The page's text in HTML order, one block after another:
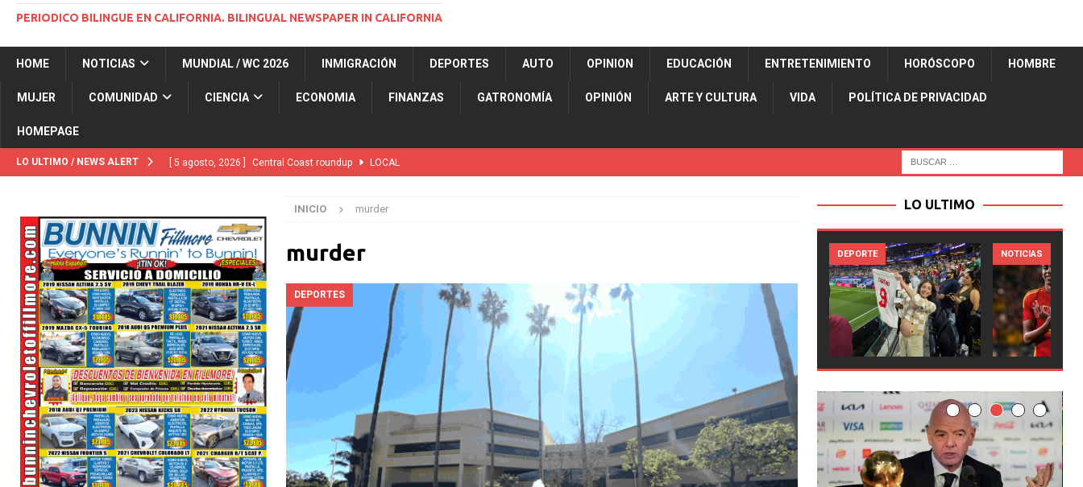
PERIODICO BILINGUE EN CALIFORNIA. BILINGUAL NEWSPAPER IN CALIFORNIA
HOME NOTICIAS MUNDIAL / WC 2026 INMIGRACIÓN DEPORTES AUTO OPINION EDUCACIÓN ENTRETENIMIENTO HORÓSCOPO HOMBRE
MUJER COMUNIDAD CIENCIA ECONOMIA FINANZAS GATRONOMÍA OPINIÓN ARTE Y CULTURA VIDA POLÍTICA DE PRIVACIDAD
HOMEPAGE
LO ULTIMO / NEWS ALERT [ 5 agosto, 2026 ] Central Coast roundup LOCAL
“terroristas extranjeros”
[ 2 julio, 2024 ] Colombia apaga el ‘efecto Vini’. Brasil 1 – Colombia 1
[ 29 marzo, 2024 ] Corte Suprema levanta suspensión a ley de Texas que permite a la policía detener a migrantes
INMIGRACIÓN
[ 1 marzo, 2024 ] Potente tormenta invernal desatará la mayor nevada en lo que va del año en California
NACIONALES
[ 5 agosto, 2026 ] Resumen internacional INTERNACIONAL
[ 5 agosto, 2026 ] International roundup INTERNACIONAL
INICIO murder
murder
DEPORTES
LO ULTIMO
MUNDIAL / WC 2026 NOTICIAS NOTICIAS